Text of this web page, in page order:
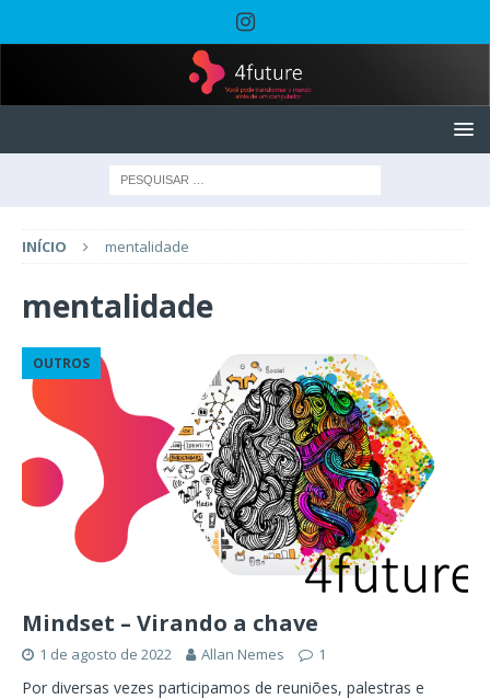
INÍCIO mentalidade
mentalidade
OUTROS
Mindset – Virando a chave
1 de agosto de 2022 Allan Nemes 1
Por diversas vezes participamos de reuniões, palestras e